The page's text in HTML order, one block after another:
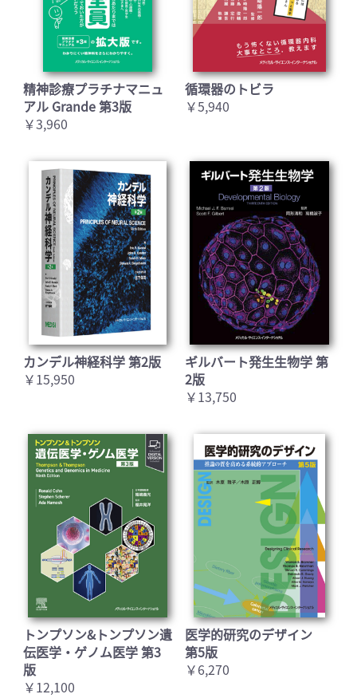
精神診療プラチナマニュ
アル Grande 第3版
￥3,960
循環器のトビラ
￥5,940
カンデル神経科学 第2版
￥15,950
ギルバート発生生物学 第
2版
￥13,750
トンプソン&トンプソン遺
伝医学・ゲノム医学 第3
版
￥12,100
医学的研究のデザイン
第5版
￥6,270